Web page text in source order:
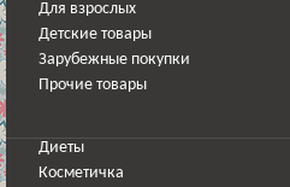
Для взрослых
Детские товары
Зарубежные покупки
Прочие товары
Диеты
Косметичка